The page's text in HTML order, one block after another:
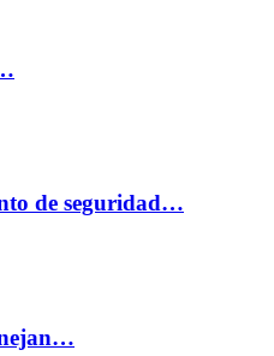
de seguridad…